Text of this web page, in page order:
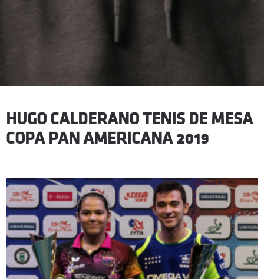
HUGO CALDERANO TENIS DE MESA
COPA PAN AMERICANA 2019